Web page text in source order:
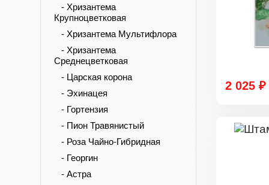
- Хризантема
Крупноцветковая
- Хризантема Мультифлора
- Хризантема
Среднецветковая
- Царская корона
- Эхинацея
- Гортензия
- Пион Травянистый
- Роза Чайно-Гибридная
- Георгин
- Астра
2 025 ₽